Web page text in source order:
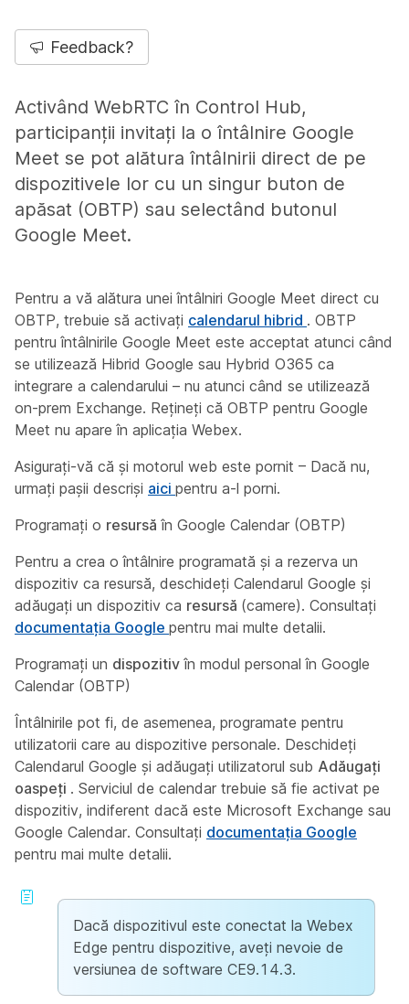
Feedback?
Activând WebRTC în Control Hub,
participanții invitați la o întâlnire Google
Meet se pot alătura întâlnirii direct de pe
dispozitivele lor cu un singur buton de
apăsat (OBTP) sau selectând butonul
Google Meet.
Pentru a vă alătura unei întâlniri Google Meet direct cu
OBTP, trebuie să activați calendarul hibrid . OBTP
pentru întâlnirile Google Meet este acceptat atunci când
se utilizează Hibrid Google sau Hybrid O365 ca
integrare a calendarului – nu atunci când se utilizează
on-prem Exchange. Rețineți că OBTP pentru Google
Meet nu apare în aplicația Webex.
Asigurați-vă că și motorul web este pornit – Dacă nu,
urmați pașii descriși aici pentru a-l porni.
Programați o resursă în Google Calendar (OBTP)
Pentru a crea o întâlnire programată și a rezerva un
dispozitiv ca resursă, deschideți Calendarul Google și
adăugați un dispozitiv ca resursă (camere). Consultați
documentația Google pentru mai multe detalii.
Programați un dispozitiv în modul personal în Google
Calendar (OBTP)
Întâlnirile pot fi, de asemenea, programate pentru
utilizatorii care au dispozitive personale. Deschideți
Calendarul Google și adăugați utilizatorul sub Adăugați
oaspeți . Serviciul de calendar trebuie să fie activat pe
dispozitiv, indiferent dacă este Microsoft Exchange sau
Google Calendar. Consultați documentația Google
pentru mai multe detalii.
Dacă dispozitivul este conectat la Webex
Edge pentru dispozitive, aveți nevoie de
versiunea de software CE9.14.3.